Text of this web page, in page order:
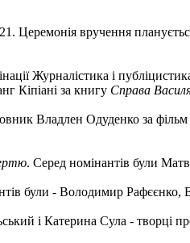
Церемонія вручення
Журналістика і
Кіпіані за книгу Справа
Владлен Одуденко за фільм
. Серед номінантів були
були - Володимир Рафєєнко,
і Катерина Сула - творці